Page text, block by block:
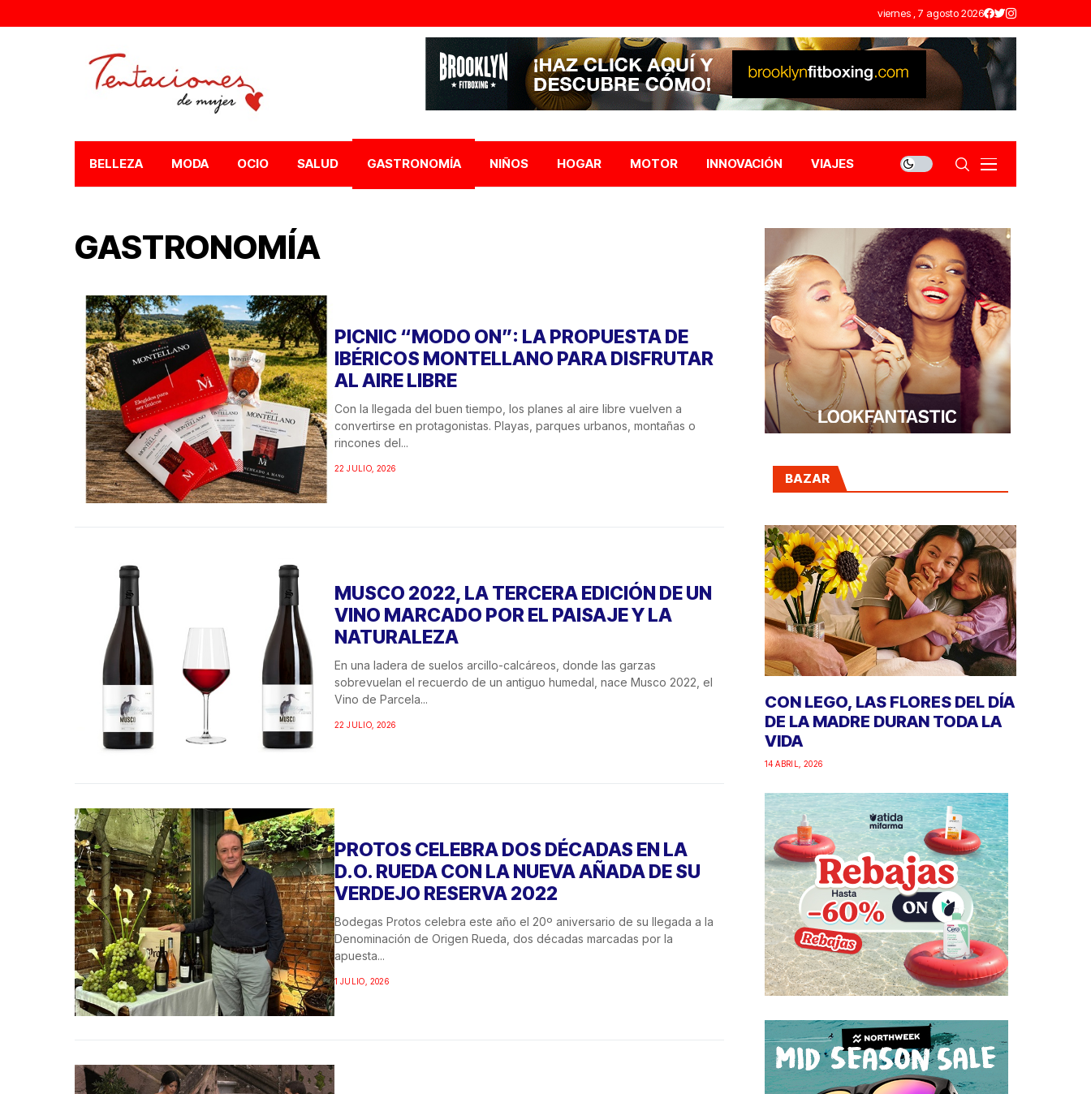
viernes , 7 agosto 2026
BELLEZA MODA OCIO SALUD GASTRONOMÍA NIÑOS HOGAR MOTOR INNOVACIÓN VIAJES
GASTRONOMÍA
PICNIC “MODO ON”: LA PROPUESTA DE
IBÉRICOS MONTELLANO PARA DISFRUTAR
AL AIRE LIBRE
Con la llegada del buen tiempo, los planes al aire libre vuelven a
convertirse en protagonistas. Playas, parques urbanos, montañas o
rincones del...
22 JULIO, 2026
MUSCO 2022, LA TERCERA EDICIÓN DE UN
VINO MARCADO POR EL PAISAJE Y LA
NATURALEZA
En una ladera de suelos arcillo-calcáreos, donde las garzas
sobrevuelan el recuerdo de un antiguo humedal, nace Musco 2022, el
Vino de Parcela...
22 JULIO, 2026
PROTOS CELEBRA DOS DÉCADAS EN LA
D.O. RUEDA CON LA NUEVA AÑADA DE SU
VERDEJO RESERVA 2022
Bodegas Protos celebra este año el 20º aniversario de su llegada a la
Denominación de Origen Rueda, dos décadas marcadas por la
apuesta...
1 JULIO, 2026
BAZAR
CON LEGO, LAS FLORES DEL DÍA
DE LA MADRE DURAN TODA LA
VIDA
14 ABRIL, 2026